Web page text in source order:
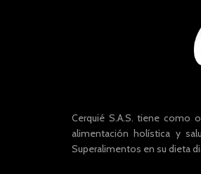
Cerquié S.A.S. tiene como
alimentación holística y
Superalimentos en su dieta